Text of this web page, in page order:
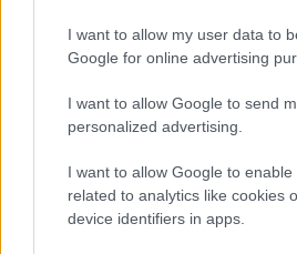
I want to allow my user data to
Google for online advertising
I want to allow Google to send
personalized advertising.
I want to allow Google to enable
related to analytics like cookies
device identifiers in apps.
Áprilisban ismét új lemezzel
Fear of Missing Outcímre
ről elsőként ősszel érkezett klipes